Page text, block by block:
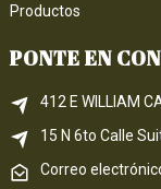
Productos
PONTE EN
412 E WILLIAM
15 N 6to Calle
Correo